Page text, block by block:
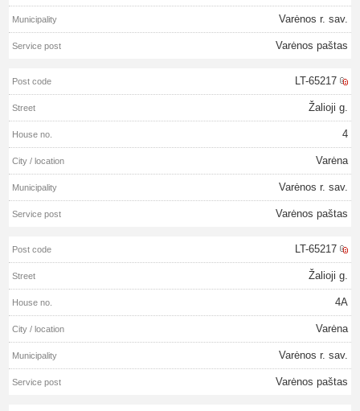
Varėnos r. sav.
Varėnos paštas
LT-65217
Žalioji g.
4
Varėna
Varėnos r. sav.
Varėnos paštas
LT-65217
Žalioji g.
4A
Varėna
Varėnos r. sav.
Varėnos paštas